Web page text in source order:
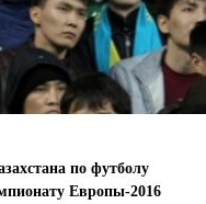
по футболу
Европы-2016